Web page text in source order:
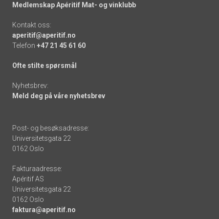
Medlemskap Apéritif Mat- og vinklubb
Kontakt oss:
aperitif@aperitif.no
Telefon +47 21 45 61 60
Ofte stilte spørsmål
Nyhetsbrev:
Meld deg på våre nyhetsbrev
Post- og besøksadresse:
Universitetsgata 22
0162 Oslo
Fakturaadresse:
Apéritif AS
Universitetsgata 22
0162 Oslo
faktura@aperitif.no